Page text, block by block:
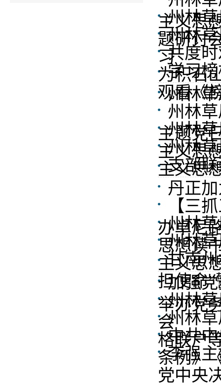
主义思
州林
题研讨
州林
习共度
为积石
学习
观看《
州林
州林
主题党
州林
主义思
州林
主义思
支部
丹正
【三
办卓尼
州林
思想读
州林
主义思
甘南
担使命
加强
举办党
州林
会州林
格联户
中共
条例》
李强
党中央